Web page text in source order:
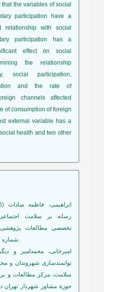
the variables of social
participation have a
relationship with social
participation has a
effect on social
the relationship
social participation,
and the rate of
channels affected
of consumption of foreign
external variable has a
health and two other
رسانه بر سلامت
تخصصی مطالعات پژوهشی
شماره 7، اسفند، صص 55-67.
توانمندسازی شهروندان و
سلامت، مركز مطالعات و
حوزة مشاور شهردار تهران